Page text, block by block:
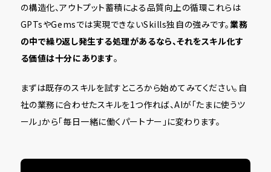
の構造化、アウトプット蓄積による品質向上の循環――これらは
GPTsやGemsでは実現できないSkills独自の強みです。業務
の中で繰り返し発生する処理があるなら、それをスキル化す
る価値は十分にあります。
まずは既存のスキルを試すところから始めてみてください。自
社の業務に合わせたスキルを1つ作れば、AIが「たまに使うツ
ール」から「毎日一緒に働くパートナー」に変わります。